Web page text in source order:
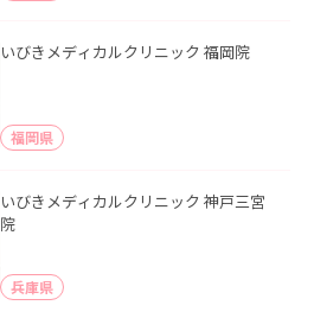
いびきメディカルクリニック 福岡院
福岡県
いびきメディカルクリニック 神戸三宮
院
兵庫県